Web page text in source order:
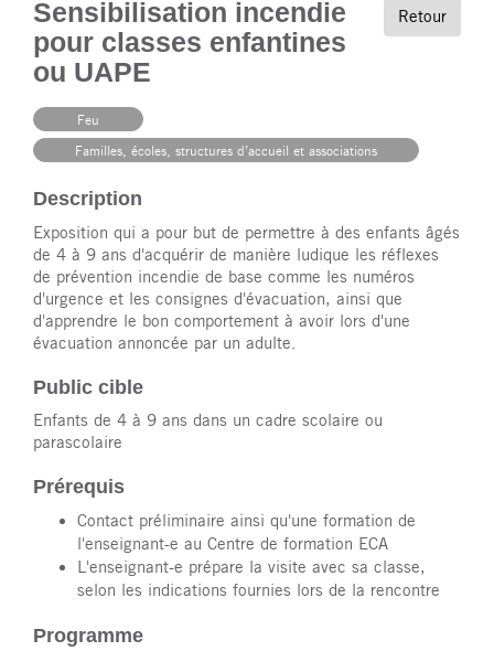
Sensibilisation incendie
pour classes enfantines
ou UAPE
Retour
Feu
Familles, écoles, structures d’accueil et associations
Description
Exposition qui a pour but de permettre à des enfants âgés
de 4 à 9 ans d'acquérir de manière ludique les réflexes
de prévention incendie de base comme les numéros
d'urgence et les consignes d'évacuation, ainsi que
d'apprendre le bon comportement à avoir lors d'une
évacuation annoncée par un adulte.
Public cible
Enfants de 4 à 9 ans dans un cadre scolaire ou
parascolaire
Prérequis
Contact préliminaire ainsi qu'une formation de
l'enseignant-e au Centre de formation ECA
L'enseignant-e prépare la visite avec sa classe,
selon les indications fournies lors de la rencontre
Programme